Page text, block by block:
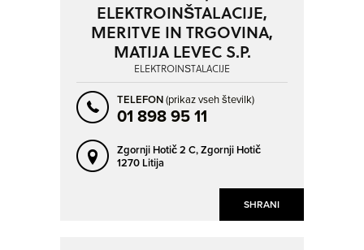
SHRANI
ELEKTROINŠTALACIJE,
MERITVE IN TRGOVINA,
MATIJA LEVEC S.P.
ELEKTROINŠTALACIJE
TELEFON(prikaz vseh številk)
01 898 95 11
Zgornji Hotič 2 C,Zgornji Hotič
1270 Litija